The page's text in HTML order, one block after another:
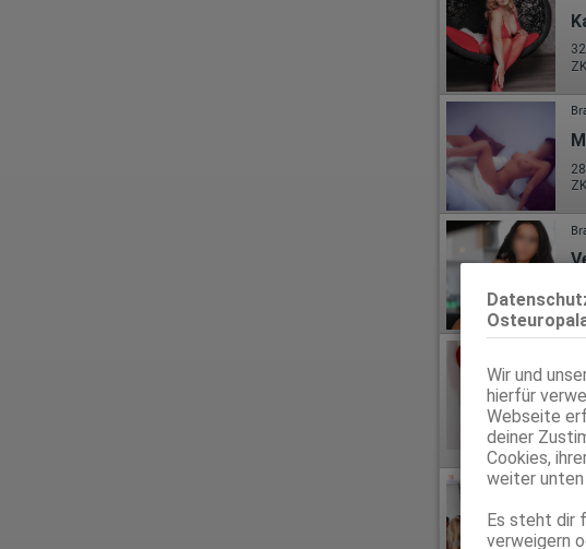
Wir und
hierfür
Webseite
deiner
Cookies,
weiter
Es steht dir
verweigern
1